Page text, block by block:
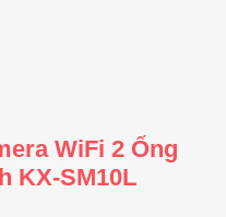
WiFi 2 Ống
KX-SM10L